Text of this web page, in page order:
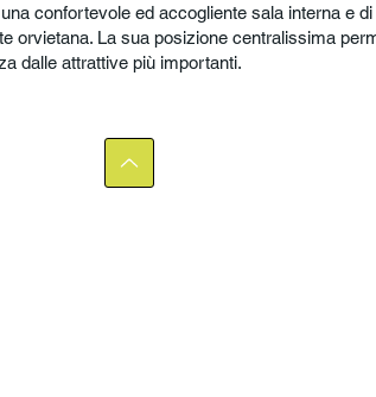
confortevole ed accogliente sala interna e
orvietana. La sua posizione centralissima
dalle attrattive più importanti.